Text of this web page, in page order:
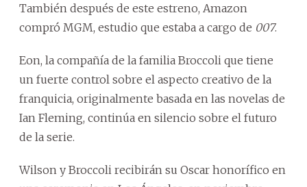
También después de este estreno, Amazon
compró MGM, estudio que estaba a cargo de 007.
Eon, la compañía de la familia Broccoli que tiene
un fuerte control sobre el aspecto creativo de la
franquicia, originalmente basada en las novelas de
Ian Fleming, continúa en silencio sobre el futuro
de la serie.
Wilson y Broccoli recibirán su Oscar honorífico en